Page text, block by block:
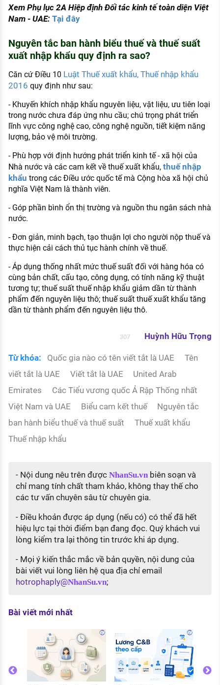
Xem Phụ lục 2A Hiệp định Đối tác kinh tế toàn diện Việt
Nam - UAE: Tại đây
Nguyên tắc ban hành biểu thuế và thuế suất
xuất nhập khẩu quy định ra sao?
Căn cứ Điều 10 Luật Thuế xuất khẩu, Thuế nhập khẩu
2016 quy định như sau:
- Khuyến khích nhập khẩu nguyên liệu, vật liệu, ưu tiên loại
trong nước chưa đáp ứng nhu cầu; chú trọng phát triển
lĩnh vực công nghệ cao, công nghệ nguồn, tiết kiệm năng
lượng, bảo vệ môi trường.
- Phù hợp với định hướng phát triển kinh tế - xã hội của
Nhà nước và các cam kết về thuế xuất khẩu, thuế nhập
khẩu trong các Điều ước quốc tế mà Cộng hòa xã hội chủ
nghĩa Việt Nam là thành viên.
- Góp phần bình ổn thị trường và nguồn thu ngân sách nhà
nước.
- Đơn giản, minh bạch, tạo thuận lợi cho người nộp thuế và
thực hiện cải cách thủ tục hành chính về thuế.
- Áp dụng thống nhất mức thuế suất đối với hàng hóa có
cùng bản chất, cấu tạo, công dụng, có tính năng kỹ thuật
tương tự; thuế suất thuế nhập khẩu giảm dần từ thành
phẩm đến nguyên liệu thô; thuế suất thuế xuất khẩu tăng
dần từ thành phẩm đến nguyên liệu thô.
307 Huỳnh Hữu Trọng
Từ khóa: Quốc gia nào có tên viết tắt là UAE
Tên
viết tắt là UAE
Viết tắt là UAE
United Arab
Emirates
Các Tiểu vương quốc Ả Rập Thống nhất
Việt Nam và UAE
Biểu cam kết thuế
Nguyên tắc
ban hành biểu thuế và thuế suất
Thuế xuất khẩu
Thuế nhập khẩu
- Nội dung nêu trên được NhanSu.vnbiên soạn và
chỉ mang tính chất tham khảo, không thay thế cho
các tư vấn chuyên sâu từ chuyên gia.
- Điều khoản được áp dụng (nếu có) có thể đã hết
hiệu lực tại thời điểm bạn đang đọc. Quý khách vui
lòng kiểm tra lại thông tin trước khi áp dụng.
- Mọi ý kiến thắc mắc về bản quyền, nội dung của
bài viết vui lòng liên hệ qua địa chỉ email
hotrophaply@NhanSu.vn;
Bài viết mới nhất
khi